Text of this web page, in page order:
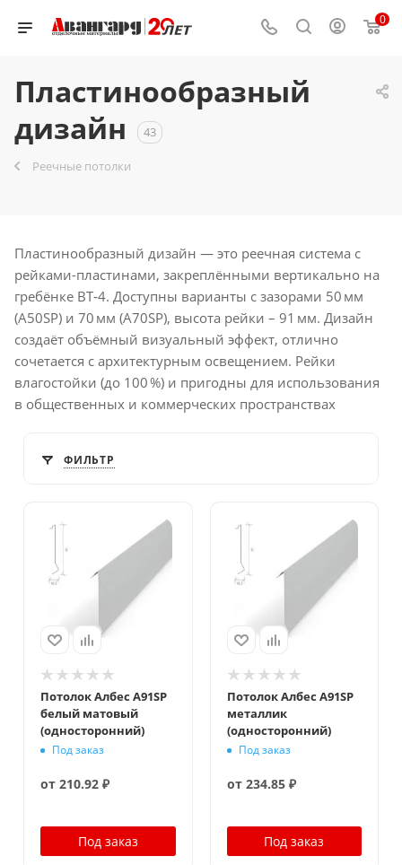
0
Пластинообразный
дизайн
43
Реечные потолки
Пластинообразный дизайн — это реечная система с
рейками-пластинами, закреплёнными вертикально на
гребёнке BT‑4. Доступны варианты с зазорами 50 мм
(A50SP) и 70 мм (A70SP), высота рейки – 91 мм. Дизайн
создаёт объёмный визуальный эффект, отлично
сочетается с архитектурным освещением. Рейки
влагостойки (до 100 %) и пригодны для использования
в общественных и коммерческих пространствах
ФИЛЬТР
Потолок Албес A91SP
белый матовый
(односторонний)
Под заказ
от 210.92 ₽
Под заказ
Потолок Албес A91SP
металлик
(односторонний)
Под заказ
от 234.85 ₽
Под заказ